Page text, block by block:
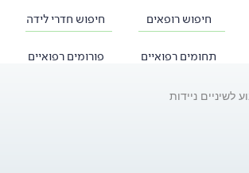
חיפוש רופאים חיפוש חדרי לידה
תחומים רפואיים פורומים רפואיים
לשיניים ניידות